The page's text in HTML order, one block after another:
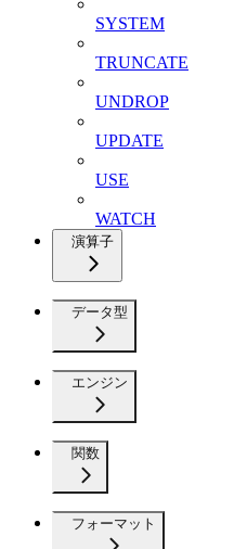
SYSTEM
TRUNCATE
UNDROP
UPDATE
USE
WATCH
演算子
データ型
エンジン
関数
フォーマット